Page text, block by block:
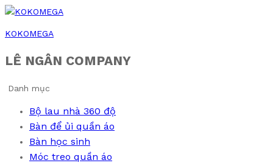
KOKOMEGA
LÊ NGÂN COMPANY
Danh mục
Bộ lau nhà 360 độ
Bàn để ủi quần áo
Bàn học sinh
Móc treo quần áo